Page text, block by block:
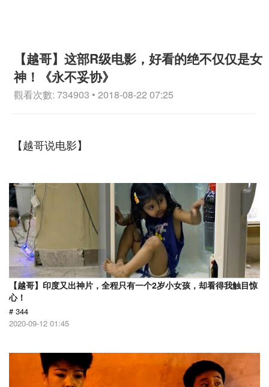
【越哥】这部R级电影，好看的绝不仅仅是女
神！《永不妥协》
觀看次數: 734903 • 2018-08-22 07:25
【越哥说电影】
【越哥】印度又出神片，全程只有一个2岁小女孩，却看得我触目惊
心！
# 344
2020-09-12 01:45